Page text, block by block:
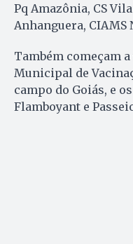
Pq Amazônia, CS
Anhanguera, CIAMS
Também começam
Municipal de
campo do Goiás, e
Flamboyant e